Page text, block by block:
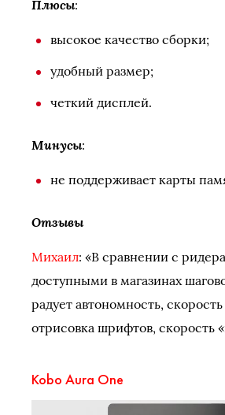
Плюсы:
высокое качество сборки;
удобный размер;
четкий дисплей.
Минусы:
не поддерживает карты
Отзывы
Михаил: «В сравнении с
доступными в магазинах
радует автономность,
отрисовка шрифтов, скорость
Kobo Aura One